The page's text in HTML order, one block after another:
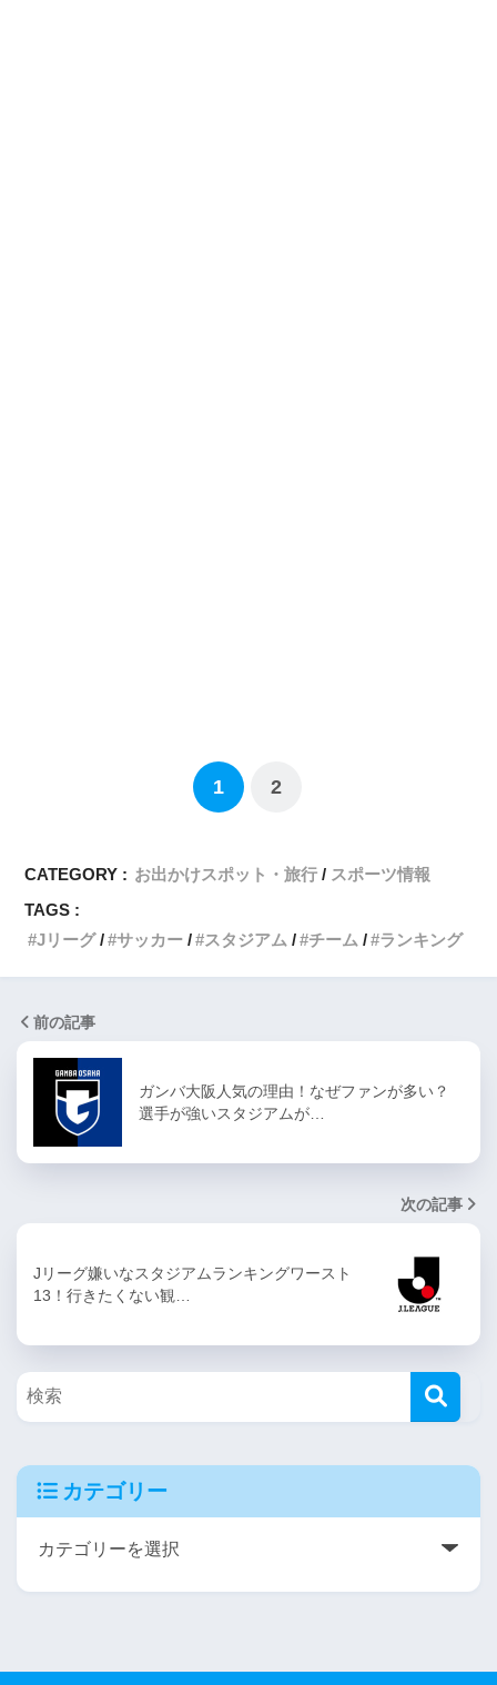
1 2
CATEGORY : お出かけスポット・旅行
スポーツ情報
TAGS :
Jリーグ
サッカー スタジアム チーム ランキング
前の記事
ガンバ大阪人気の理由！なぜファンが多い？
選手が強いスタジアムが…
次の記事
Jリーグ嫌いなスタジアムランキングワースト
13！行きたくない観…
カテゴリー